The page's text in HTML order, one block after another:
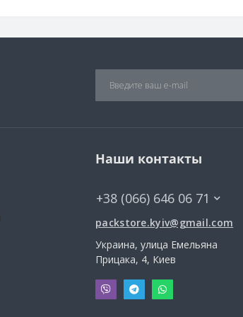
Наши контакты
+38 (066) 646 06 71
packstore.kyiv@gmail.com
Украина, улица Емельяна
Прицака, 4, Киев